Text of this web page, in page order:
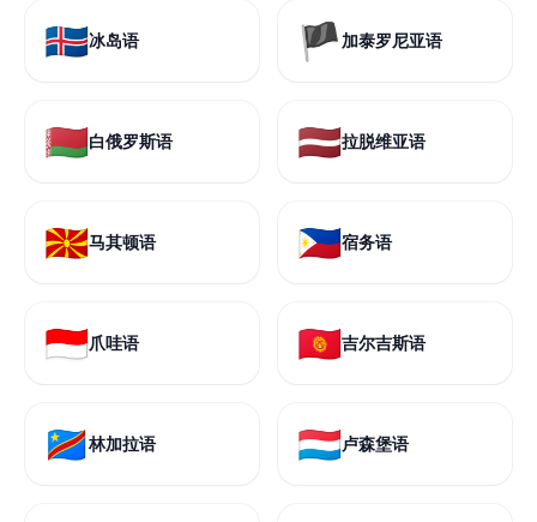
🇮🇸冰岛语 🏴 加泰罗尼亚语
🇧🇾白俄罗斯语 🇱🇻拉脱维亚语
🇲🇰马其顿语 🇵🇭宿务语
🇮🇩爪哇语 🇰🇬吉尔吉斯语
🇨🇩林加拉语 🇱🇺卢森堡语